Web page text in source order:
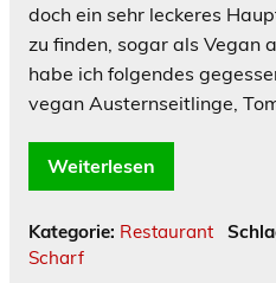
doch ein sehr leckeres
zu finden, sogar als Vegan
habe ich folgendes
vegan Austernseitlinge,
Weiterlesen
Kategorie: Restaurant
Scharf